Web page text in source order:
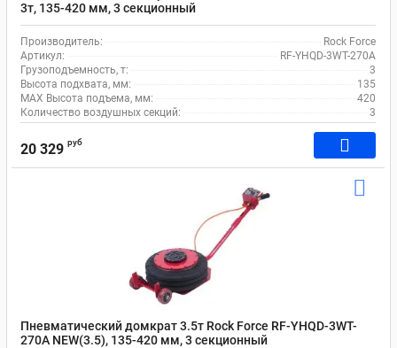
3т, 135-420 мм, 3 секционный
Производитель:
Rock Force
Артикул:
RF-YHQD-3WT-270A
Грузоподъемность, т:
3
Высота подхвата, мм:
135
MAX Высота подъема, мм:
420
Количество воздушных секций:
3
20 329 руб
Пневматический домкрат 3.5т Rock Force RF-YHQD-3WT-
270A NEW(3.5), 135-420 мм, 3 секционный